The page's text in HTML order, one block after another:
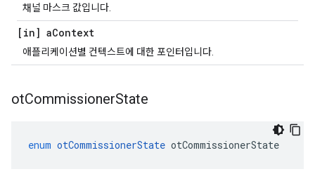
채널 마스크 값입니다.
[in] aContext
애플리케이션별 컨텍스트에 대한 포인터입니다.
otCommissionerState
enum otCommissionerState otCommissionerState